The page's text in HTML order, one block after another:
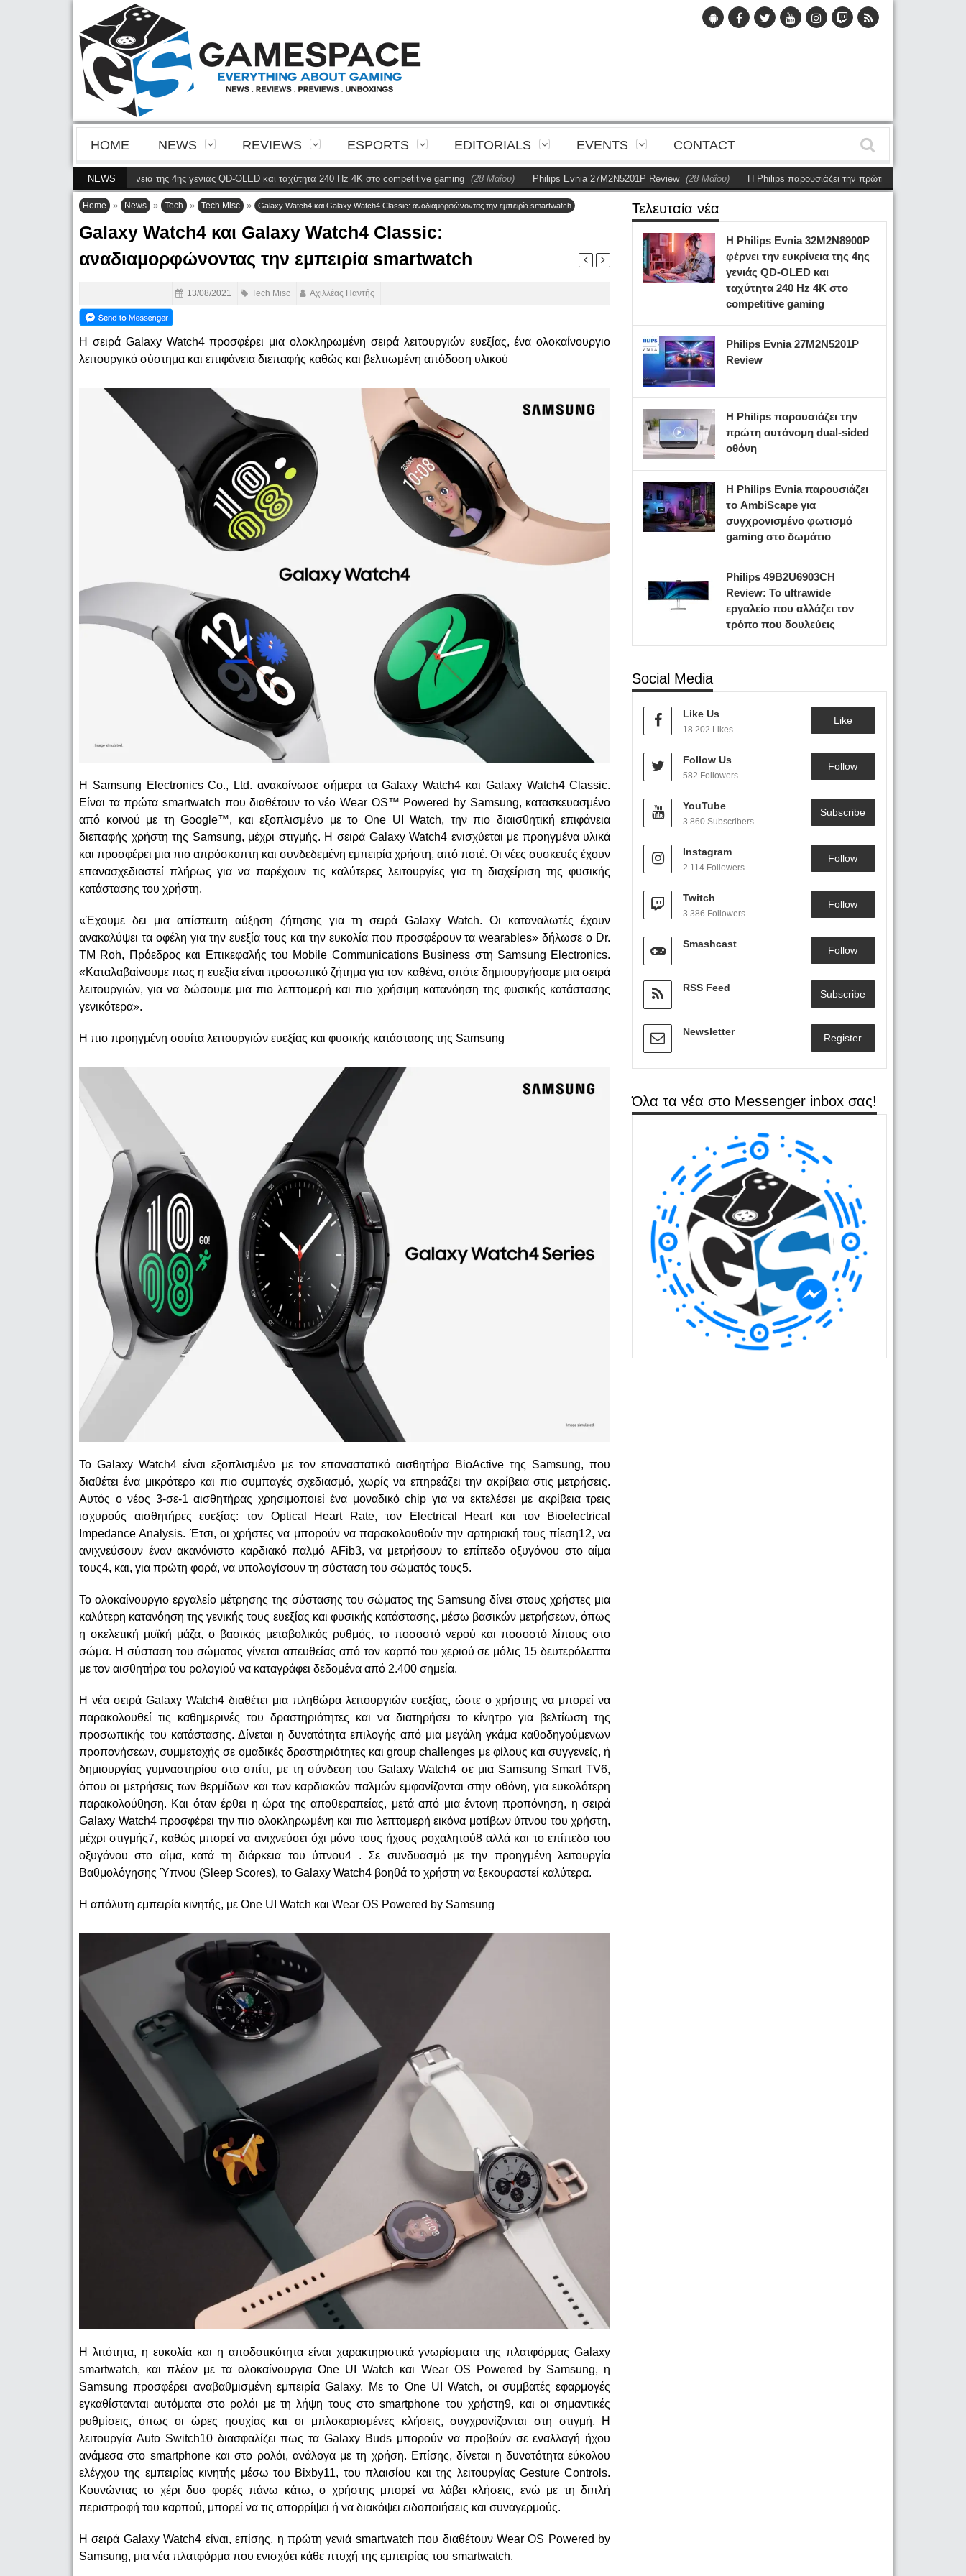
HOME NEWS REVIEWS ESPORTS EDITORIALS EVENTS CONTACT
NEWS
φέρνει την ευκρίνεια της 4ης γενιάς QD-OLED και ταχύτητα 240 Hz 4K στο competitive gaming (28 Μαΐου) Philips Evnia 27M2N5201P Review (28 Μαΐου) Η Philips παρουσιάζει την πρώτη αυτόνομη dual-sided οθόνη
Home » News » Tech » Tech Misc » Galaxy Watch4 και Galaxy Watch4 Classic: αναδιαμορφώνοντας την εμπειρία smartwatch
Galaxy Watch4 και Galaxy Watch4 Classic:
αναδιαμορφώνοντας την εμπειρία smartwatch
13/08/2021 Tech Misc Αχιλλέας Παντής
Η σειρά Galaxy Watch4 προσφέρει μια ολοκληρωμένη σειρά λειτουργιών ευεξίας, ένα ολοκαίνουργιο
λειτουργικό σύστημα και επιφάνεια διεπαφής καθώς και βελτιωμένη απόδοση υλικού
Η Samsung Electronics Co., Ltd. ανακοίνωσε σήμερα τα Galaxy Watch4 και Galaxy Watch4 Classic.
Είναι τα πρώτα smartwatch που διαθέτουν το νέο Wear OS™ Powered by Samsung, κατασκευασμένο
από κοινού με τη Google™, και εξοπλισμένο με το One UI Watch, την πιο διαισθητική επιφάνεια
διεπαφής χρήστη της Samsung, μέχρι στιγμής. Η σειρά Galaxy Watch4 ενισχύεται με προηγμένα υλικά
και προσφέρει μια πιο απρόσκοπτη και συνδεδεμένη εμπειρία χρήστη, από ποτέ. Οι νέες συσκευές έχουν
επανασχεδιαστεί πλήρως για να παρέχουν τις καλύτερες λειτουργίες για τη διαχείριση της φυσικής
κατάστασης του χρήστη.
«Έχουμε δει μια απίστευτη αύξηση ζήτησης για τη σειρά Galaxy Watch. Οι καταναλωτές έχουν
ανακαλύψει τα οφέλη για την ευεξία τους και την ευκολία που προσφέρουν τα wearables» δήλωσε ο Dr.
TM Roh, Πρόεδρος και Επικεφαλής του Mobile Communications Business στη Samsung Electronics.
«Καταλαβαίνουμε πως η ευεξία είναι προσωπικό ζήτημα για τον καθένα, οπότε δημιουργήσαμε μια σειρά
λειτουργιών, για να δώσουμε μια πιο λεπτομερή και πιο χρήσιμη κατανόηση της φυσικής κατάστασης
γενικότερα».
Η πιο προηγμένη σουίτα λειτουργιών ευεξίας και φυσικής κατάστασης της Samsung
Το Galaxy Watch4 είναι εξοπλισμένο με τον επαναστατικό αισθητήρα BioActive της Samsung, που
διαθέτει ένα μικρότερο και πιο συμπαγές σχεδιασμό, χωρίς να επηρεάζει την ακρίβεια στις μετρήσεις.
Αυτός ο νέος 3-σε-1 αισθητήρας χρησιμοποιεί ένα μοναδικό chip για να εκτελέσει με ακρίβεια τρεις
ισχυρούς αισθητήρες ευεξίας: τον Optical Heart Rate, τον Electrical Heart και τον Bioelectrical
Impedance Analysis. Έτσι, οι χρήστες να μπορούν να παρακολουθούν την αρτηριακή τους πίεση12, να
ανιχνεύσουν έναν ακανόνιστο καρδιακό παλμό AFib3, να μετρήσουν το επίπεδο οξυγόνου στο αίμα
τους4, και, για πρώτη φορά, να υπολογίσουν τη σύσταση του σώματός τους5.
Το ολοκαίνουργιο εργαλείο μέτρησης της σύστασης του σώματος της Samsung δίνει στους χρήστες μια
καλύτερη κατανόηση της γενικής τους ευεξίας και φυσικής κατάστασης, μέσω βασικών μετρήσεων, όπως
η σκελετική μυϊκή μάζα, ο βασικός μεταβολικός ρυθμός, το ποσοστό νερού και ποσοστό λίπους στο
σώμα. Η σύσταση του σώματος γίνεται απευθείας από τον καρπό του χεριού σε μόλις 15 δευτερόλεπτα
με τον αισθητήρα του ρολογιού να καταγράφει δεδομένα από 2.400 σημεία.
Η νέα σειρά Galaxy Watch4 διαθέτει μια πληθώρα λειτουργιών ευεξίας, ώστε ο χρήστης να μπορεί να
παρακολουθεί τις καθημερινές του δραστηριότητες και να διατηρήσει το κίνητρο για βελτίωση της
προσωπικής του κατάστασης. Δίνεται η δυνατότητα επιλογής από μια μεγάλη γκάμα καθοδηγούμενων
προπονήσεων, συμμετοχής σε ομαδικές δραστηριότητες και group challenges με φίλους και συγγενείς, ή
δημιουργίας γυμναστηρίου στο σπίτι, με τη σύνδεση του Galaxy Watch4 σε μια Samsung Smart TV6,
όπου οι μετρήσεις των θερμίδων και των καρδιακών παλμών εμφανίζονται στην οθόνη, για ευκολότερη
παρακολούθηση. Και όταν έρθει η ώρα της αποθεραπείας, μετά από μια έντονη προπόνηση, η σειρά
Galaxy Watch4 προσφέρει την πιο ολοκληρωμένη και πιο λεπτομερή εικόνα μοτίβων ύπνου του χρήστη,
μέχρι στιγμής7, καθώς μπορεί να ανιχνεύσει όχι μόνο τους ήχους ροχαλητού8 αλλά και το επίπεδο του
οξυγόνου στο αίμα, κατά τη διάρκεια του ύπνου4 . Σε συνδυασμό με την προηγμένη λειτουργία
Βαθμολόγησης Ύπνου (Sleep Scores), το Galaxy Watch4 βοηθά το χρήστη να ξεκουραστεί καλύτερα.
Η απόλυτη εμπειρία κινητής, με One UI Watch και Wear OS Powered by Samsung
Η λιτότητα, η ευκολία και η αποδοτικότητα είναι χαρακτηριστικά γνωρίσματα της πλατφόρμας Galaxy
smartwatch, και πλέον με τα ολοκαίνουργια One UI Watch και Wear OS Powered by Samsung, η
Samsung προσφέρει αναβαθμισμένη εμπειρία Galaxy. Με το One UI Watch, οι συμβατές εφαρμογές
εγκαθίστανται αυτόματα στο ρολόι με τη λήψη τους στο smartphone του χρήστη9, και οι σημαντικές
ρυθμίσεις, όπως οι ώρες ησυχίας και οι μπλοκαρισμένες κλήσεις, συγχρονίζονται στη στιγμή. Η
λειτουργία Auto Switch10 διασφαλίζει πως τα Galaxy Buds μπορούν να προβούν σε εναλλαγή ήχου
ανάμεσα στο smartphone και στο ρολόι, ανάλογα με τη χρήση. Επίσης, δίνεται η δυνατότητα εύκολου
ελέγχου της εμπειρίας κινητής μέσω του Bixby11, του πλαισίου και της λειτουργίας Gesture Controls.
Κουνώντας το χέρι δυο φορές πάνω κάτω, ο χρήστης μπορεί να λάβει κλήσεις, ενώ με τη διπλή
περιστροφή του καρπού, μπορεί να τις απορρίψει ή να διακόψει ειδοποιήσεις και συναγερμούς.
Η σειρά Galaxy Watch4 είναι, επίσης, η πρώτη γενιά smartwatch που διαθέτουν Wear OS Powered by
Samsung, μια νέα πλατφόρμα που ενισχύει κάθε πτυχή της εμπειρίας του smartwatch.
Τελευταία νέα
Η Philips Evnia 32M2N8900P
φέρνει την ευκρίνεια της 4ης
γενιάς QD-OLED και
ταχύτητα 240 Hz 4K στο
competitive gaming
Philips Evnia 27M2N5201P
Review
Η Philips παρουσιάζει την
πρώτη αυτόνομη dual-sided
οθόνη
Η Philips Evnia παρουσιάζει
το AmbiScape για
συγχρονισμένο φωτισμό
gaming στο δωμάτιο
Philips 49B2U6903CH
Review: Το ultrawide
εργαλείο που αλλάζει τον
τρόπο που δουλεύεις
Social Media
Like Us
18.202 Likes
Like
Follow Us
582 Followers
Follow
YouTube
3.860 Subscribers
Subscribe
Instagram
2.114 Followers
Follow
Twitch
3.386 Followers
Follow
Smashcast
Follow
RSS Feed
Subscribe
Newsletter
Register
Όλα τα νέα στο Messenger inbox σας!